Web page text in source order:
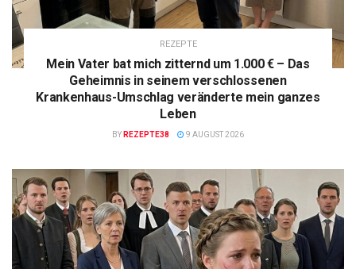
REZEPTE
Mein Vater bat mich zitternd um 1.000 € – Das
Geheimnis in seinem verschlossenen
Krankenhaus-Umschlag veränderte mein ganzes
Leben
BY REZEPTE38 9 AUGUST 2026